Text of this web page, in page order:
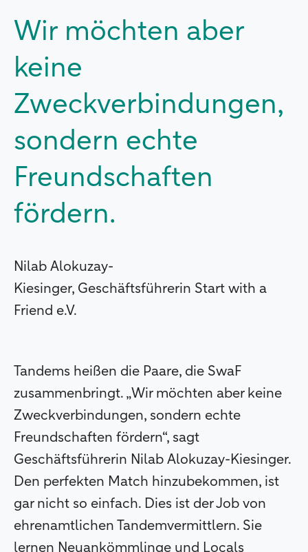
Wir möchten aber
keine
Zweckverbindungen,
sondern echte
Freundschaften
fördern.
Nilab Alokuzay-
Kiesinger, Geschäftsführerin Start with a
Friend e.V.
Tandems heißen die Paare, die SwaF
zusammenbringt. „Wir möchten aber keine
Zweckverbindungen, sondern echte
Freundschaften fördern“, sagt
Geschäftsführerin Nilab Alokuzay-Kiesinger.
Den perfekten Match hinzubekommen, ist
gar nicht so einfach. Dies ist der Job von
ehrenamtlichen Tandemvermittlern. Sie
lernen Neuankömmlinge und Locals